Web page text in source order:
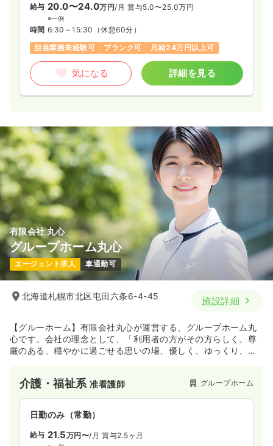
給与 20.0〜24.0万円/月 賞与5.0〜25.0万円
※一例
時間 6:30～15:30 （休憩60分）
担当業務未経験可
ブランク可 月給24万円以上可
気になる 詳細を見る
有限会社 丸心
グループホーム丸心
エージェント求人 車通勤可
北海道札幌市北区屯田六条6-4-45 施設詳細
【グルーホーム】有限会社丸心が運営する、グループホーム丸
心です。会社の理念として、「利用者の方がその方らしく、尊
厳のある、穏やかに過ごせる思いの場、優しく、ゆっくり、楽
介護・福祉系准看護師 グループホーム
日勤のみ（常勤）
給与 21.5万円〜/月 賞与2.5ヶ月